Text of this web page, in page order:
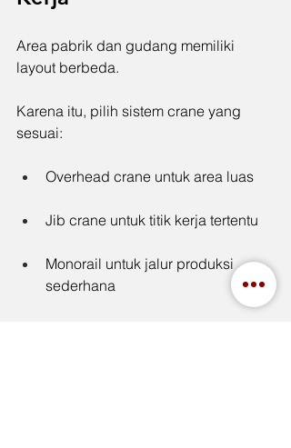
Area pabrik dan gudang memiliki
layout berbeda.
Karena itu, pilih sistem crane yang
sesuai:
Overhead crane untuk area luas
Jib crane untuk titik kerja tertentu
Monorail untuk jalur produksi
sederhana